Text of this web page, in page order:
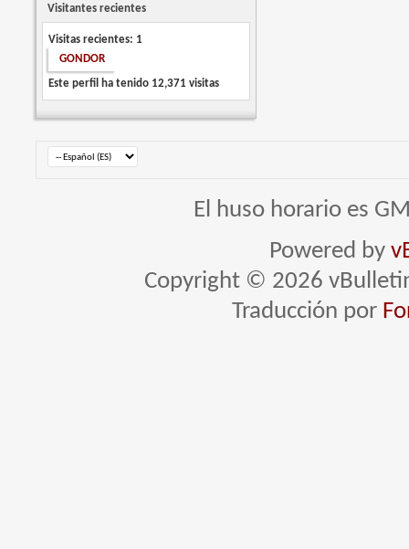
Visitantes recientes
Visitas recientes: 1
GONDOR
Este perfil ha tenido 12,371 visitas
El huso horario es
Powered by
Copyright © 2026
Traducción por